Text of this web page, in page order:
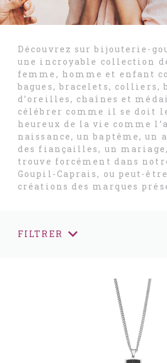
Découvrez sur bijouterie-
une incroyable collection
femme, homme et enfant
bagues, bracelets, colliers,
d’oreilles, chaînes et
célébrer comme il se doit
heureux de la vie comme
naissance, un baptême, un
des fiançailles, un
trouve forcément dans
Goupil-Caprais, ou peut-
créations des marques
FILTRER